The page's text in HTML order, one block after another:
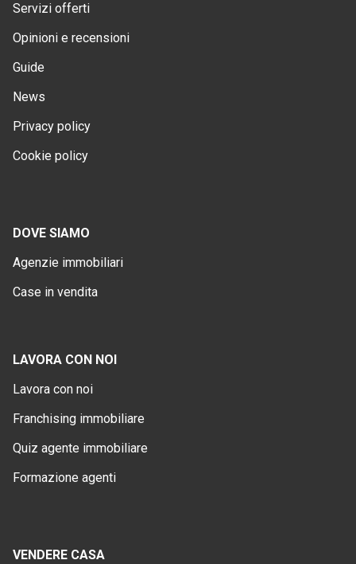
Servizi offerti
Opinioni e recensioni
Guide
News
Privacy policy
Cookie policy
DOVE SIAMO
Agenzie immobiliari
Case in vendita
LAVORA CON NOI
Lavora con noi
Franchising immobiliare
Quiz agente immobiliare
Formazione agenti
VENDERE CASA